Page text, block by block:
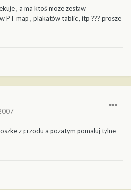
, a ma ktoś moze zestaw
PT map , plakatów tablic , itp ??? prosze
z przodu a pozatym pomaluj tylne